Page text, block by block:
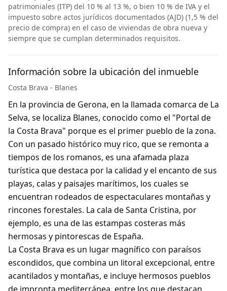
patrimoniales (ITP) del 10 % al 13 %, o bien 10 % de IVA y el
impuesto sobre actos jurídicos documentados (AJD) (1,5 % del
precio de compra) en el caso de viviendas de obra nueva y
siempre que se cumplan determinados requisitos.
Información sobre la ubicación del inmueble
Costa Brava - Blanes
En la provincia de Gerona, en la llamada comarca de La
Selva, se localiza Blanes, conocido como el "Portal de
la Costa Brava" porque es el primer pueblo de la zona.
Con un pasado histórico muy rico, que se remonta a
tiempos de los romanos, es una afamada plaza
turística que destaca por la calidad y el encanto de sus
playas, calas y paisajes marítimos, los cuales se
encuentran rodeados de espectaculares montañas y
rincones forestales. La cala de Santa Cristina, por
ejemplo, es una de las estampas costeras más
hermosas y pintorescas de España.
La Costa Brava es un lugar magnífico con paraísos
escondidos, que combina un litoral excepcional, entre
acantilados y montañas, e incluye hermosos pueblos